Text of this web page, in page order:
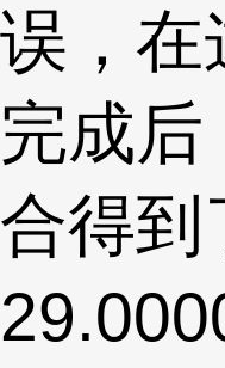
误，在
完成后
合得到